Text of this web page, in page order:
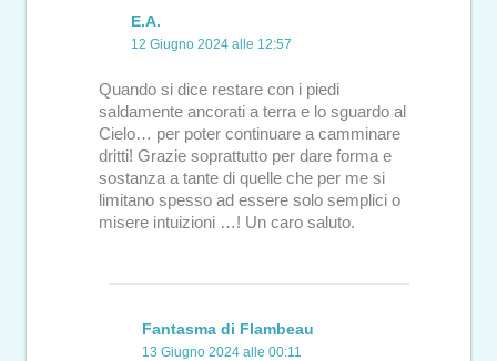
E.A.
12 Giugno 2024 alle 12:57
Quando si dice restare con i piedi
saldamente ancorati a terra e lo sguardo al
Cielo… per poter continuare a camminare
dritti! Grazie soprattutto per dare forma e
sostanza a tante di quelle che per me si
limitano spesso ad essere solo semplici o
misere intuizioni …! Un caro saluto.
Fantasma di Flambeau
13 Giugno 2024 alle 00:11